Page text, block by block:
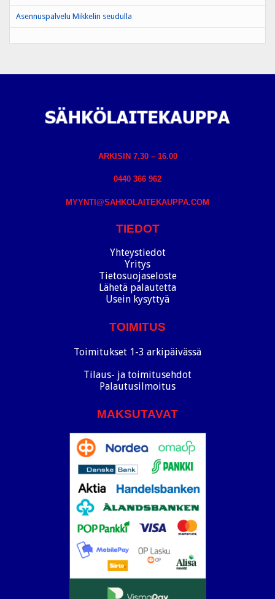
Asennuspalvelu Mikkelin seudulla
ARKISIN 7.30 – 16.00
0440 366 962
MYYNTI@SAHKOLAITEKAUPPA.COM
TIEDOT
Yhteystiedot
Yritys
Tietosuojaseloste
Lähetä palautetta
Usein kysyttyä
TOIMITUS
Toimitukset 1-3 arkipäivässä
Tilaus- ja toimitusehdot
Palautusilmoitus
MAKSUTAVAT